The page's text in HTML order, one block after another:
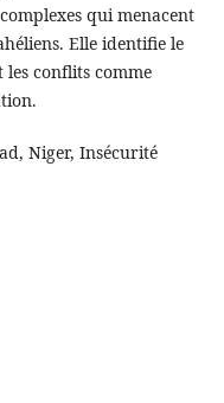
qui menacent
Elle identifie le
conflits comme
Niger, Insécurité